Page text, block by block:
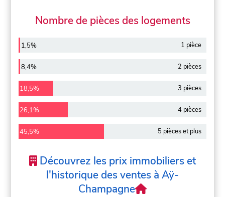
Nombre de pièces des logements
1,5% 1 pièce
8,4% 2 pièces
18,5% 3 pièces
26,1% 4 pièces
45,5% 5 pièces et plus
Découvrez les prix immobiliers et
l'historique des ventes à Aÿ-
Champagne